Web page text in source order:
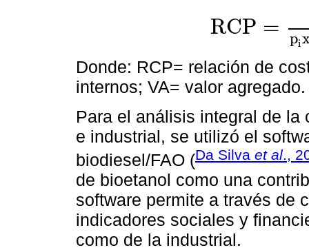
RCP = pi
RCP=∑r= przr xi-∑k
Donde: RCP= relación de
internos; VA= valor agregado.
Para el análisis integral de
e industrial, se utilizó el
biodiesel/FAO (Da Silva et al.,
de bioetanol como una
software permite a través de
indicadores sociales y
como de la industrial.